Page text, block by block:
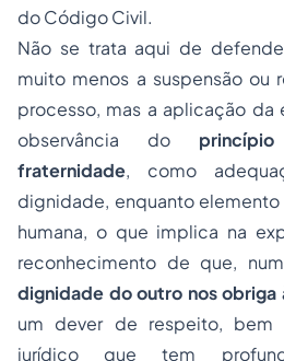
do Código Civil.
Não se trata aqui de
muito menos a suspensão ou
processo, mas a aplicação da
observância do
fraternidade, como
dignidade, enquanto
humana, o que implica na
reconhecimento de que,
dignidade do outro nos
um dever de respeito, bem
jurídico que tem